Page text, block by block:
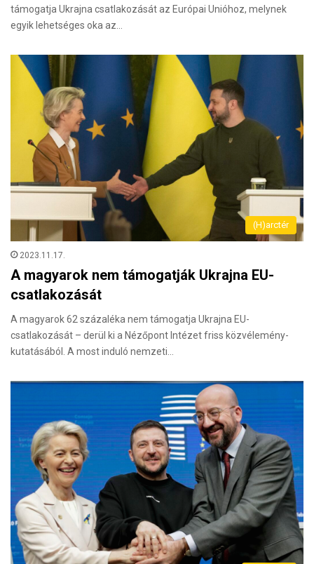
támogatja Ukrajna csatlakozását az Európai Unióhoz, melynek
egyik lehetséges oka az…
(H)arctér
2023.11.17.
A magyarok nem támogatják Ukrajna EU-
csatlakozását
A magyarok 62 százaléka nem támogatja Ukrajna EU-
csatlakozását – derül ki a Nézőpont Intézet friss közvélemény-
kutatásából. A most induló nemzeti…